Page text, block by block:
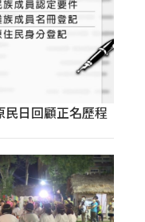
日回顧正名歷程